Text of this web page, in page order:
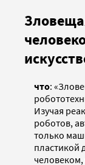
что:
Изучая
роботов,
только
пластикой
человеком,